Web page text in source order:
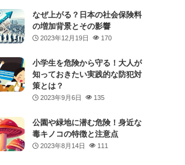
なぜ上がる？日本の社会保険料
の増加背景とその影響
2023年12月19日 170
小学生を危険から守る！大人が
知っておきたい実践的な防犯対
策とは？
2023年9月6日 135
公園や緑地に潜む危険！身近な
毒キノコの特徴と注意点
2023年8月14日 111